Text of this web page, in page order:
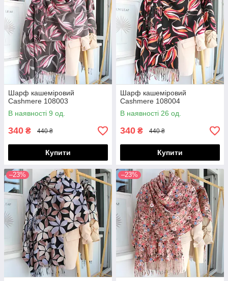
Шарф кашеміровий
Cashmere 108003
В наявності 9 од.
340 ₴ 440 ₴
Купити
Шарф кашеміровий
Cashmere 108004
В наявності 26 од.
340 ₴ 440 ₴
Купити
–23% –23%